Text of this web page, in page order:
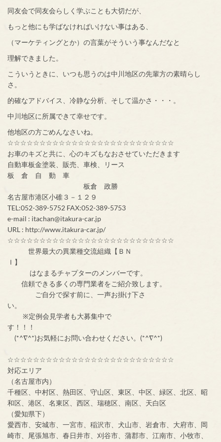
同友会で同友会らしく学ぶことも大切だが、
もっと他にも学ばなければいけない事はある、
（マーケティングとか）の言葉がそういう事なんだなと
理解できました。
こういうときに、いつも思うのは中川地区の先輩方の素晴らし
さ。
的確なアドバイス、冷静な分析、そして温かさ・・・。
中川地区に所属できて幸せです。
他地区の方ごめんなさいね。
☆☆☆☆☆☆☆☆☆☆☆☆☆☆☆☆☆☆☆☆☆☆☆☆☆☆
お車のキズと共に、心のキズもなおさせていただきます
自動車板金塗装、販売、車検、リース
板 倉 自 動 車
板倉 政勝
名古屋市港区小碓３－１２９
TEL:052-389-5752 FAX:052-389-5753
e-mail : itachan@itakura-car.jp
URL : http://www.itakura-car.jp/
☆☆☆☆☆☆☆☆☆☆☆☆☆☆☆☆☆☆☆☆☆☆☆☆☆☆
世界最大の異業種交流組織【ＢＮ
Ｉ】
はなまるチャプターのメンバーです。
信頼できる多くの専門業者をご紹介致します。
ご自分で探す前に、一声お掛け下さ
い。
※定例会見学者も大募集中で
す！！！
(*^∇^*)お気軽にお問い合わせください。(*^∇^*)
☆☆☆☆☆☆☆☆☆☆☆☆☆☆☆☆☆☆☆☆☆☆☆☆☆☆
対応エリア
（名古屋市内）
千種区、中村区、熱田区、守山区、東区、中区、緑区、北区、昭
和区、港区、名東区、西区、瑞穂区、南区、天白区
（愛知県下）
愛西市、安城市、一宮市、稲沢市、犬山市、岩倉市、大府市、岡
崎市、尾張旭市、春日井市、刈谷市、蒲郡市、江南市、小牧市、